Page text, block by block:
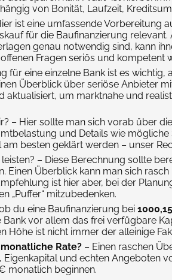
von Bonität, Laufzeit,
ist eine umfassende Vorbereitung
für die Baufinanzierung relevant.
genau notwendig sind, kann
Fragen seriös und kompetent
für eine einzelne Bank ist es
Überblick über seriöse Anbieter
aktualisiert, um marktnahe und
– Hier sollte man sich vorab über
und Details wie
besten geklärt werden – unser
– Diese Berechnung sollte
Einen Überblick kann man sich
ist hier aber, bei der
„Puffer“ mitzubedenken.
du eine Baufinanzierung bei
vor allem das frei verfügbare
Höhe ist nicht immer der alleinige
monatliche Rate? – Einen raschen
und echten Angeboten
monatlich beginnen.